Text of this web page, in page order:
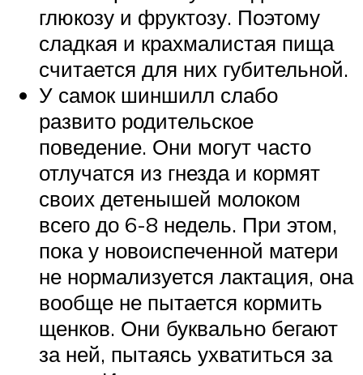
глюкозу и фруктозу. Поэтому
сладкая и крахмалистая пища
считается для них губительной.
У самок шиншилл слабо
развито родительское
поведение. Они могут часто
отлучатся из гнезда и кормят
своих детенышей молоком
всего до 6-8 недель. При этом,
пока у новоиспеченной матери
не нормализуется лактация, она
вообще не пытается кормить
щенков. Они буквально бегают
за ней, пытаясь ухватиться за